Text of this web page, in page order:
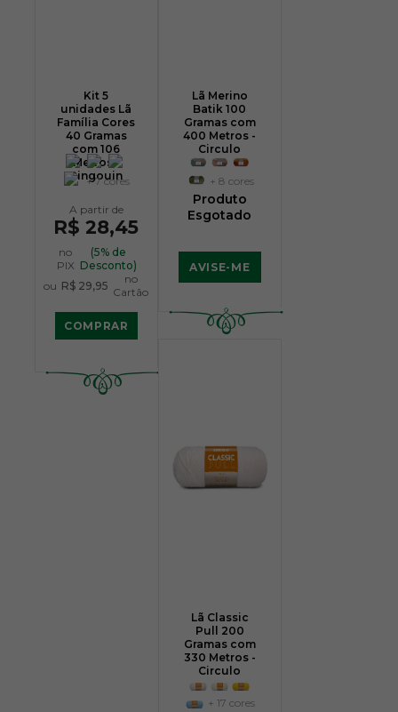
Kit 5
unidades Lã
Família Cores
40 Gramas
com 106
Metros -
Pingouin
+ 7 cores
R$ 28,45
no
PIX
(5% de
Desconto)
ou R$ 29,95
no
Cartão
COMPRAR
Lã Merino
Batik 100
Gramas com
400 Metros -
Circulo
+ 8 cores
Produto
Esgotado
AVISE-ME
Lã Classic
Pull 200
Gramas com
330 Metros -
Circulo
+ 17 cores